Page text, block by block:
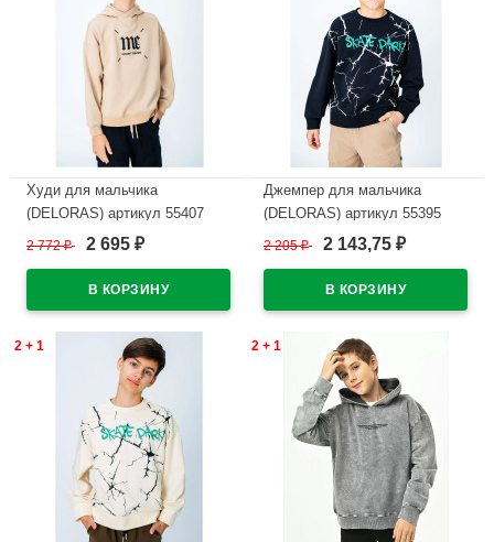
Худи для мальчика
(DELORAS) артикул 55407
размер 34/134-44/164 цвет
2 772₽ 2 695 ₽
Джемпер для мальчика
(DELORAS) артикул 55395
размер 34/134-44/164 цвет
2 205₽ 2 143,75 ₽
2 + 1 2 + 1